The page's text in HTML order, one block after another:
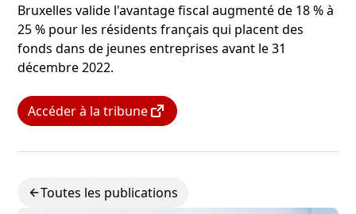
Bruxelles valide l'avantage fiscal augmenté de 18 % à
25 % pour les résidents français qui placent des
fonds dans de jeunes entreprises avant le 31
décembre 2022.
Accéder à la tribune
Toutes les publications